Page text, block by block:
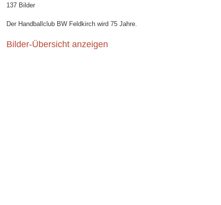
137 Bilder
Der Handballclub BW Feldkirch wird 75 Jahre.
Bilder-Übersicht anzeigen